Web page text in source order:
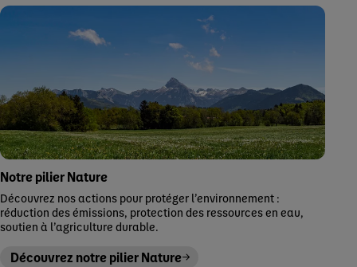
Notre pilier Nature
Découvrez nos actions pour protéger l’environnement :
réduction des émissions, protection des ressources en eau,
soutien à l’agriculture durable.
Découvrez notre pilier Nature